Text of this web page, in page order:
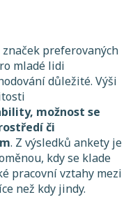
preferovaných
mladé lidi
důležité. Výši
možnost se
či
. Z výsledků ankety je
kdy se klade
pracovní vztahy mezi
než kdy jindy.